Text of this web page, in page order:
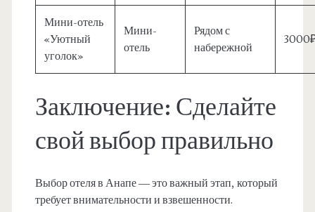
Мини-отель
«Уютный
уголок»
Мини-
отель
Рядом с
набережной
Заключение: Сделайте
свой выбор правильно
Выбор отеля в Анапе — это важный этап, который
требует внимательности и взвешенности.